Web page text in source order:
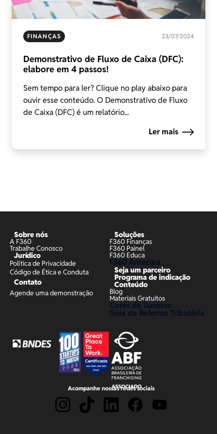
FINANÇAS 23/07/2024
Demonstrativo de Fluxo de Caixa (DFC):
elabore em 4 passos!
Sem tempo para ler? Clique no play abaixo para
ouvir esse conteúdo. O Demonstrativo de Fluxo
de Caixa (DFC) é um relatório...
Ler mais
Sobre nós
A F360
Trabalhe Conosco
Jurídico
Política de Privacidade
Código de Ética e Conduta
Contato
Agende uma demonstração
Soluções
F360 Finanças
F360 Painel
F360 Educa
F360 Antecipa
Seja um parceiro
Programa de indicação
Conteúdo
Blog
Materiais Gratuitos
Cases de Sucesso
Guia da Reforma Tributária
Acompanhe nossas redes sociais